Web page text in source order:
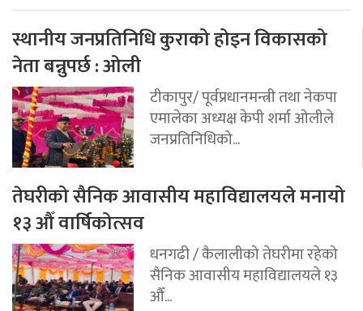
स्थानीय जनप्रतिनिधि कुराको होइन विकासको
नेता बन्नुपर्छ : ओली
टीकापुर/ पूर्वप्रधानमन्त्री तथा नेकपा
एमालेका अध्यक्ष केपी शर्मा ओलीले
जनप्रतिनिधिको...
तेघरीको सैनिक आवासीय महाविद्यालयले मनायो
१३ औँ वार्षिकोत्सव
धनगढी / कैलालीको तेघरीमा रहेको
सैनिक आवासीय महाविद्यालयले १३
औँ...